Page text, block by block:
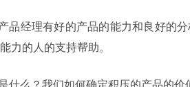
品经理有好的产品的能力和良好的
力的人的支持帮助。
什么？我们如何确定积压的产品的价